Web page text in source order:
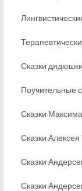
Сказки
Поучительные
Сказки Максима
Сказки Алексея
Сказки
Сказки